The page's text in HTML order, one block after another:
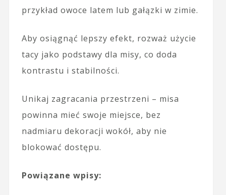
przykład owoce latem lub gałązki w zimie.
Aby osiągnąć lepszy efekt, rozważ użycie
tacy jako podstawy dla misy, co doda
kontrastu i stabilności.
Unikaj zagracania przestrzeni – misa
powinna mieć swoje miejsce, bez
nadmiaru dekoracji wokół, aby nie
blokować dostępu.
Powiązane wpisy: